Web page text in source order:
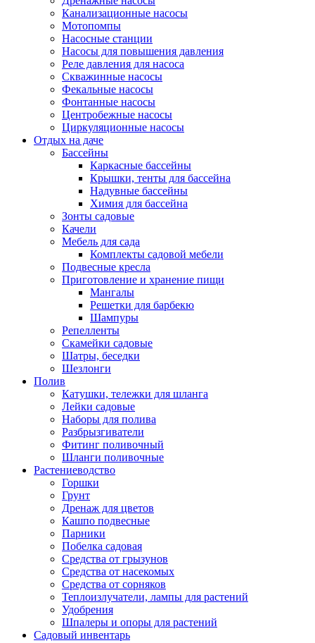
Канализационные насосы
Мотопомпы
Насосные станции
Насосы для повышения давления
Реле давления для насоса
Скважинные насосы
Фекальные насосы
Фонтанные насосы
Центробежные насосы
Циркуляционные насосы
Отдых на даче
Бассейны
Каркасные бассейны
Крышки, тенты для бассейна
Надувные бассейны
Химия для бассейна
Зонты садовые
Качели
Мебель для сада
Комплекты садовой мебели
Подвесные кресла
Приготовление и хранение пищи
Мангалы
Решетки для барбекю
Шампуры
Репелленты
Скамейки садовые
Шатры, беседки
Шезлонги
Полив
Катушки, тележки для шланга
Лейки садовые
Наборы для полива
Разбрызгиватели
Фитинг поливочный
Шланги поливочные
Растениеводство
Горшки
Грунт
Дренаж для цветов
Кашпо подвесные
Парники
Побелка садовая
Средства от грызунов
Средства от насекомых
Средства от сорняков
Теплоизлучатели, лампы для растений
Удобрения
Шпалеры и опоры для растений
Садовый инвентарь